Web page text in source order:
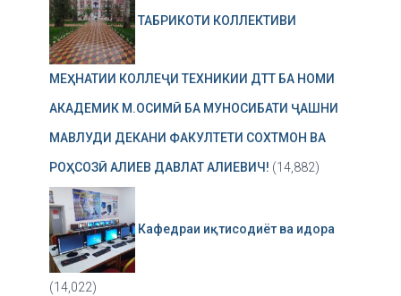
ТАБРИКОТИ КОЛЛЕКТИВИ
МЕҲНАТИИ КОЛЛЕҶИ ТЕХНИКИИ ДТТ БА НОМИ
АКАДЕМИК М.ОСИМӢ БА МУНОСИБАТИ ҶАШНИ
МАВЛУДИ ДЕКАНИ ФАКУЛТЕТИ СОХТМОН ВА
РОҲСОЗӢ АЛИЕВ ДАВЛАТ АЛИЕВИЧ! (14,882)
Кафедраи иқтисодиёт ва идора
(14,022)